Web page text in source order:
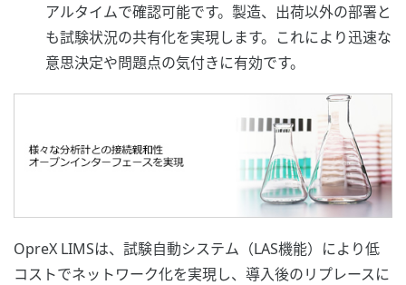
アルタイムで確認可能です。製造、出荷以外の部署と
も試験状況の共有化を実現します。これにより迅速な
意思決定や問題点の気付きに有効です。
OpreX LIMSは、試験自動システム（LAS機能）により低
コストでネットワーク化を実現し、導入後のリプレースに